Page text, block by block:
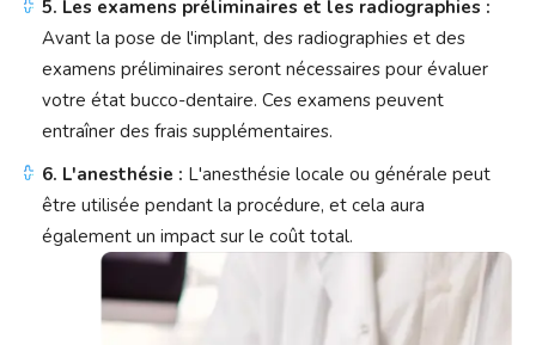
5. Les examens préliminaires et les radiographies :
Avant la pose de l'implant, des radiographies et des
examens préliminaires seront nécessaires pour évaluer
votre état bucco-dentaire. Ces examens peuvent
entraîner des frais supplémentaires.
6. L'anesthésie : L'anesthésie locale ou générale peut
être utilisée pendant la procédure, et cela aura
également un impact sur le coût total.